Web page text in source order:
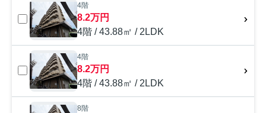
4階
8.2万円
4階 / 43.88㎡ / 2LDK
4階
8.2万円
4階 / 43.88㎡ / 2LDK
8階